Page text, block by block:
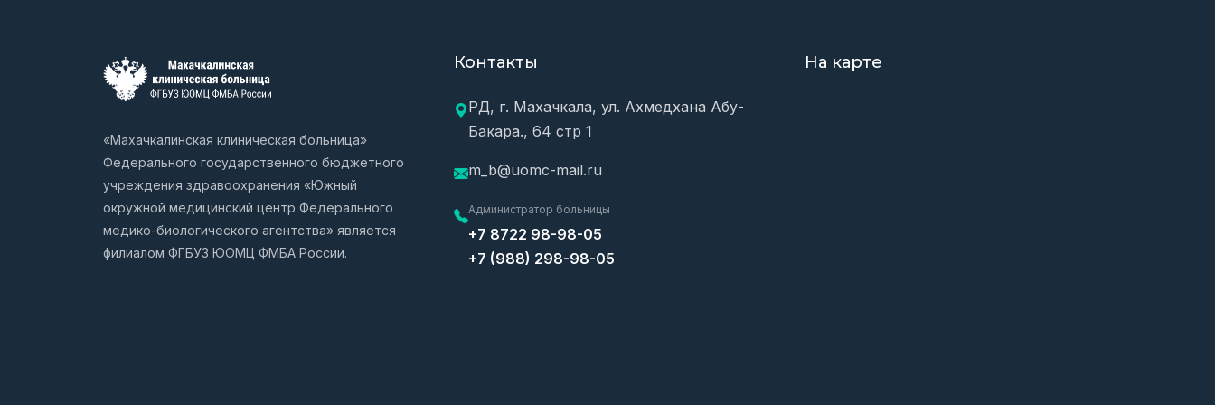
«Махачкалинская клиническая больница»
Федерального государственного бюджетного
учреждения здравоохранения «Южный
окружной медицинский центр Федерального
медико-биологического агентства» является
филиалом ФГБУЗ ЮОМЦ ФМБА России.
Контакты
РД, г. Махачкала, ул. Ахмедхана Абу-
Бакара., 64 стр 1
m_b@uomc-mail.ru
Администратор больницы
+7 8722 98-98-05
+7 (988) 298-98-05
На карте